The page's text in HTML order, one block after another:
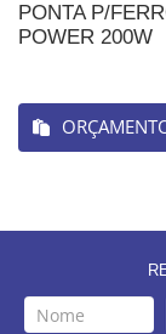
PONTA P/
POWER 200W